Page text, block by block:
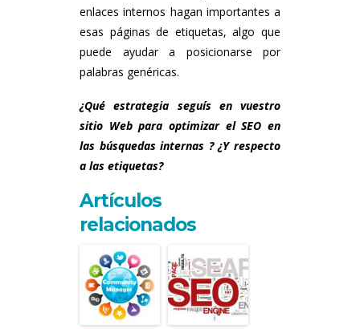
enlaces internos hagan importantes a
esas páginas de etiquetas, algo que
puede ayudar a posicionarse por
palabras genéricas.
¿Qué estrategia seguís en vuestro
sitio Web para optimizar el SEO en
las búsquedas internas ? ¿Y respecto
a las etiquetas?
Artículos
relacionados